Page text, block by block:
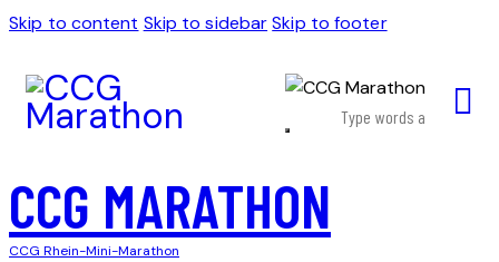
Skip to content Skip to sidebar Skip to footer
CCG MARATHON
CCG Rhein-Mini-Marathon